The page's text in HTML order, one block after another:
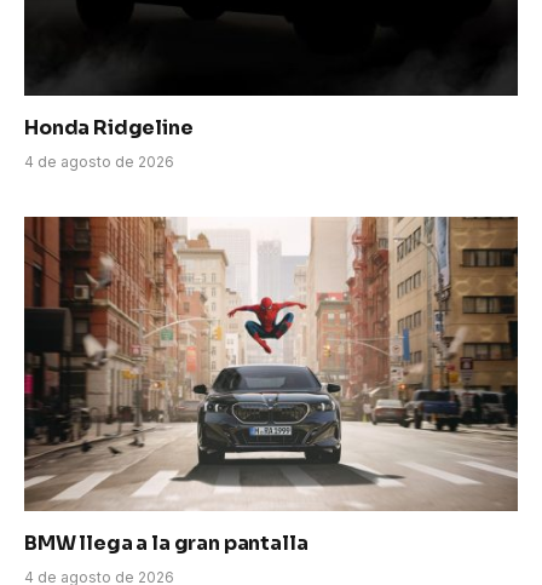
Honda Ridgeline
4 de agosto de 2026
BMW llega a la gran pantalla
4 de agosto de 2026